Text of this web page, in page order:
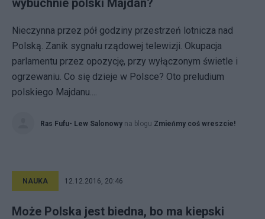
wybuchnie polski Majdan?
Nieczynna przez pół godziny przestrzeń lotnicza nad
Polską. Zanik sygnału rządowej telewizji. Okupacja
parlamentu przez opozycję, przy wyłączonym świetle i
ogrzewaniu. Co się dzieje w Polsce? Oto preludium
polskiego Majdanu....
Ras Fufu- Lew Salonowy na blogu Zmieńmy coś wreszcie!
NAUKA 12.12.2016, 20:46
Może Polska jest biedna, bo ma kiepski